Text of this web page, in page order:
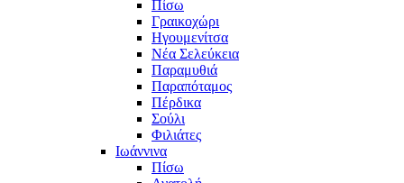
Πίσω
Γραικοχώρι
Ηγουμενίτσα
Νέα Σελεύκεια
Παραμυθιά
Παραπόταμος
Πέρδικα
Σούλι
Φιλιάτες
Ιωάννινα
Πίσω